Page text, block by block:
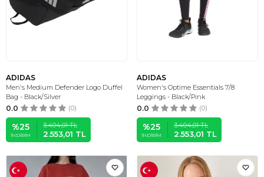
ADIDAS
Men's Medium Defender Logo Duffel
Bag - Black/Silver
0.0 (0)
%25
İNDIRIM
3.404,01TL
2.553,01 TL
ADIDAS
Women's Optime Essentials 7/8
Leggings - Black/Pink
0.0 (0)
%25
İNDIRIM
3.404,01TL
2.553,01 TL